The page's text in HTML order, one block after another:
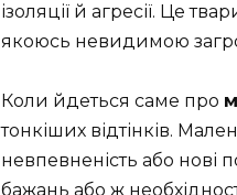
ізоляції й агресії. Це
якоюсь невидимою
Коли йдеться саме про
тонкіших відтінків.
невпевненість або
бажань або ж